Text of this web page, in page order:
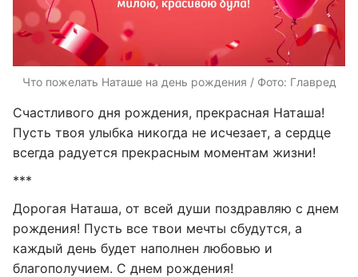
Что пожелать Наташе на день рождения / Фото: Главред
Счастливого дня рождения, прекрасная Наташа!
Пусть твоя улыбка никогда не исчезает, а сердце
всегда радуется прекрасным моментам жизни!
***
Дорогая Наташа, от всей души поздравляю с днем
рождения! Пусть все твои мечты сбудутся, а
каждый день будет наполнен любовью и
благополучием. С днем рождения!